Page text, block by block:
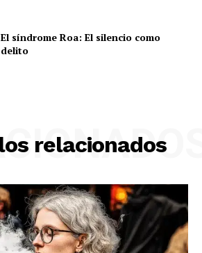
El síndrome Roa: El silencio como
delito
relacionados